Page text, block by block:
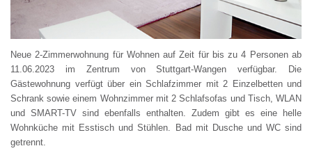
SUCHE
DATENSCHUTZ
COOKIE-EINSTELLUNGEN
Neue 2-Zimmerwohnung für Wohnen auf Zeit für bis zu 4 Personen ab
11.06.2023 im Zentrum von Stuttgart-Wangen verfügbar. Die
Gästewohnung verfügt über ein Schlafzimmer mit 2 Einzelbetten und
Schrank sowie einem Wohnzimmer mit 2 Schlafsofas und Tisch, WLAN
und SMART-TV sind ebenfalls enthalten. Zudem gibt es eine helle
Wohnküche mit Esstisch und Stühlen. Bad mit Dusche und WC sind
getrennt.